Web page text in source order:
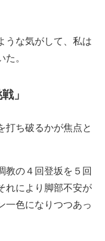
うな気がして、私は
。
」
ち破るかが焦点と
の４回登坂を５回
れにより脚部不安が
一色になりつつあっ